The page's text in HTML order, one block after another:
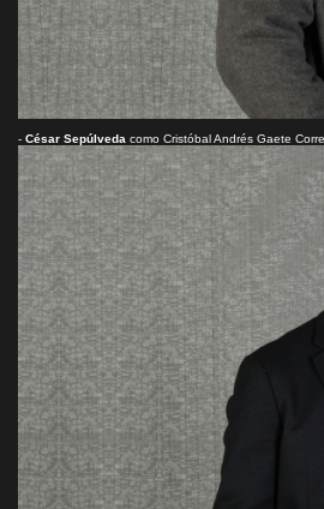
- César Sepúlveda como Cristóbal Andrés Gaete